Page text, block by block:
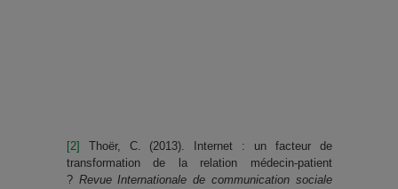
[2]
Thoër, C. (2013). Internet : un facteur de
transformation de la relation médecin-patient
? Revue Internationale de communication sociale